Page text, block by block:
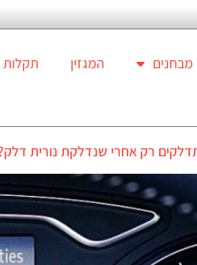
מבחנים המגזין תקלות
רק אחרי שנדלקת נורית